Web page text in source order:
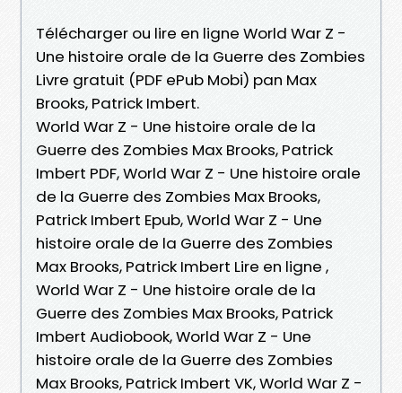
Télécharger ou lire en ligne World War Z -
Une histoire orale de la Guerre des Zombies
Livre gratuit (PDF ePub Mobi) pan Max
Brooks, Patrick Imbert.
World War Z - Une histoire orale de la
Guerre des Zombies Max Brooks, Patrick
Imbert PDF, World War Z - Une histoire orale
de la Guerre des Zombies Max Brooks,
Patrick Imbert Epub, World War Z - Une
histoire orale de la Guerre des Zombies
Max Brooks, Patrick Imbert Lire en ligne ,
World War Z - Une histoire orale de la
Guerre des Zombies Max Brooks, Patrick
Imbert Audiobook, World War Z - Une
histoire orale de la Guerre des Zombies
Max Brooks, Patrick Imbert VK, World War Z -